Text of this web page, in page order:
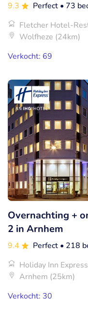
9.3 Perfect • 73
Fletcher Hotel-
Wolfheze (24km)
Verkocht: 69
Overnachting +
2 in Arnhem
9.4 Perfect • 218
Holiday Inn
Arnhem (25km)
Verkocht: 30